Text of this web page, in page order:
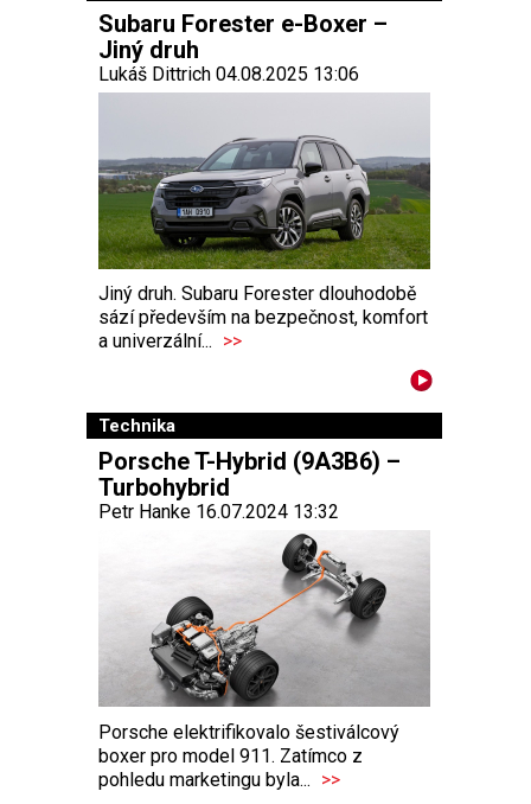
Subaru Forester e-Boxer –
Jiný druh
Lukáš Dittrich 04.08.2025 13:06
Jiný druh. Subaru Forester dlouhodobě
sází především na bezpečnost, komfort
a univerzální... >>
Technika
Porsche T-Hybrid (9A3B6) –
Turbohybrid
Petr Hanke 16.07.2024 13:32
Porsche elektrifikovalo šestiválcový
boxer pro model 911. Zatímco z
pohledu marketingu byla... >>